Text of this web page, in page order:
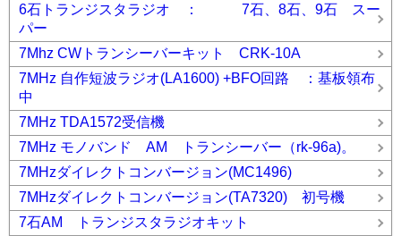
6石トランジスタラジオ ： 7石、8石、9石 スー
パー
7Mhz CWトランシーバーキット CRK-10A
7MHz 自作短波ラジオ(LA1600) +BFO回路 ：基板領布
中
7MHz TDA1572受信機
7MHz モノバンド AM トランシーバー（rk-96a)。
7MHzダイレクトコンバージョン(MC1496)
7MHzダイレクトコンバージョン(TA7320) 初号機
7石AM トランジスタラジオキット